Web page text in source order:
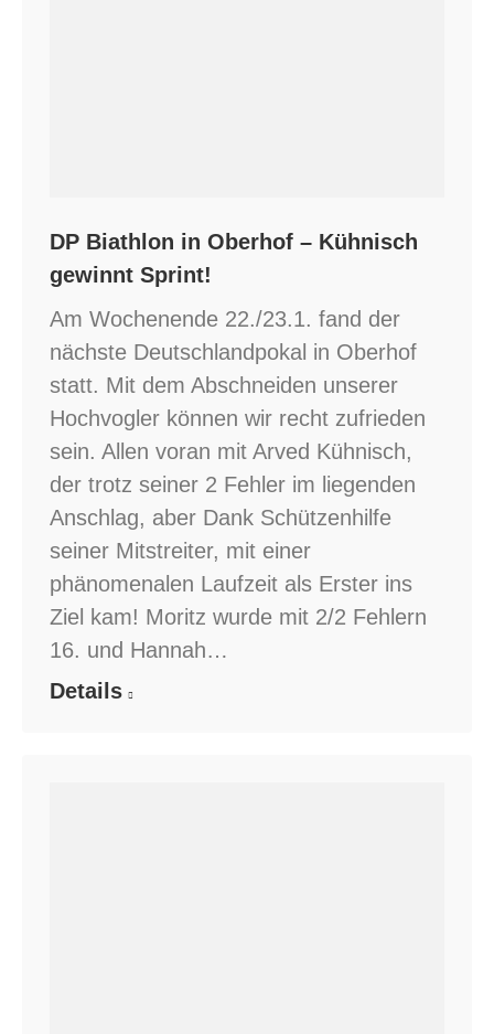
DP Biathlon in Oberhof – Kühnisch
gewinnt Sprint!
Am Wochenende 22./23.1. fand der
nächste Deutschlandpokal in Oberhof
statt. Mit dem Abschneiden unserer
Hochvogler können wir recht zufrieden
sein. Allen voran mit Arved Kühnisch,
der trotz seiner 2 Fehler im liegenden
Anschlag, aber Dank Schützenhilfe
seiner Mitstreiter, mit einer
phänomenalen Laufzeit als Erster ins
Ziel kam! Moritz wurde mit 2/2 Fehlern
16. und Hannah…
Details